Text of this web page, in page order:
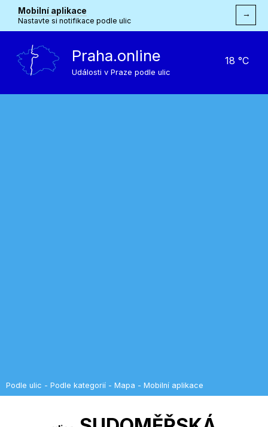
Mobilní aplikace
Nastavte si notifikace podle ulic
→
Praha.online
Události v Praze podle ulic
18 °C
Podle ulic - Podle kategorií - Mapa - Mobilní aplikace